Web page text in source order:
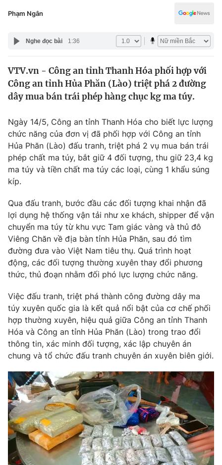
Thế giới
Thế giới đó đây
Câu chuyện quốc tế
Kinh tế
Tài chính
Thị trường
Góc doanh nghiệp
Dữ liệu và đời sống
Truyền hình
Hậu trường
Nhân vật
Khán giả
Giải sao mai
Giải trí
Điện ảnh
Âm nhạc
Sao
Đời sống
Du lịch
Làm đẹp
Chất lượng cuộc sống
Giáo dục
Tuyển sinh
Học trực tuyến
Hitech Công nghệ tương lai
Sản phẩm
Thị trường
Tư vấn
Giao lưu trực tuyến
Lịch phát sóng
Chuyên mục khác
Emagazine Podcast
Photo Infographic
Video Shorts video
Đời sống
Giáo dục
Phạm Ngân
Nghe đọc bài 1:36
VTV.vn - Công an tỉnh Thanh Hóa phối hợp với
Công an tỉnh Hủa Phăn (Lào) triệt phá 2 đường
dây mua bán trái phép hàng chục kg ma túy.
Ngày 14/5, Công an tỉnh Thanh Hóa cho biết lực lượng
chức năng của đơn vị đã phối hợp với Công an tỉnh
Hủa Phăn (Lào) đấu tranh, triệt phá 2 vụ mua bán trái
phép chất ma túy, bắt giữ 4 đối tượng, thu giữ 23,4 kg
ma túy và tiền chất ma túy các loại, cùng 1 khẩu súng
kíp.
Qua đấu tranh, bước đầu các đối tượng khai nhận đã
lợi dụng hệ thống vận tải như xe khách, shipper để vận
chuyển ma túy từ khu vực Tam giác vàng và thủ đô
Viêng Chăn về địa bàn tỉnh Hủa Phăn, sau đó tìm
đường đưa vào Việt Nam tiêu thụ. Quá trình hoạt
động, các đối tượng thường xuyên thay đổi phương
thức, thủ đoạn nhằm đối phó lực lượng chức năng.
Việc đấu tranh, triệt phá thành công đường dây ma
túy xuyên quốc gia là kết quả nổi bật của cơ chế phối
hợp thường xuyên, hiệu quả giữa Công an tỉnh Thanh
Hóa và Công an tỉnh Hủa Phăn (Lào) trong trao đổi
thông tin, xác minh đối tượng, xác lập chuyên án
chung và tổ chức đấu tranh chuyên án xuyên biên giới.